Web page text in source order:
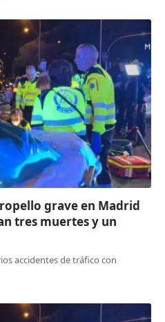
grave en Madrid
tres muertes y un
accidentes de tráfico con